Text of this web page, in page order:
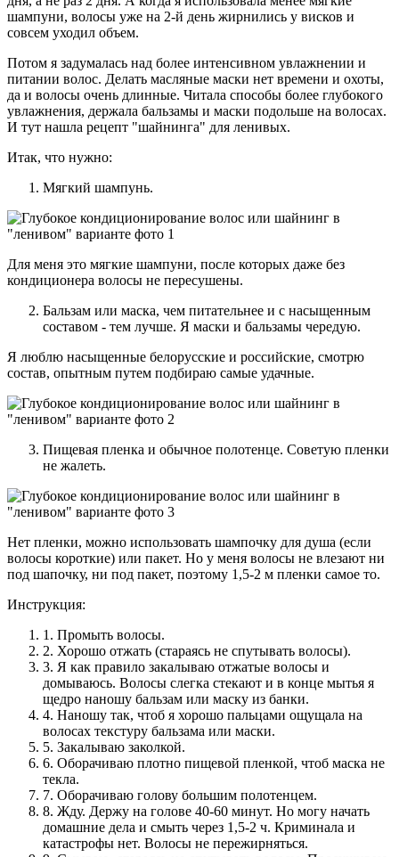
шампуни, волосы уже на 2-й день жирнились у висков и
совсем уходил объем.
Потом я задумалась над более интенсивном увлажнении и
питании волос. Делать масляные маски нет времени и охоты,
да и волосы очень длинные. Читала способы более глубокого
увлажнения, держала бальзамы и маски подольше на волосах.
И тут нашла рецепт "шайнинга" для ленивых.
Итак, что нужно:
Мягкий шампунь.
Для меня это мягкие шампуни, после которых даже без
кондиционера волосы не пересушены.
Бальзам или маска, чем питательнее и с насыщенным
составом - тем лучше. Я маски и бальзамы чередую.
Я люблю насыщенные белорусские и российские, смотрю
состав, опытным путем подбираю самые удачные.
Пищевая пленка и обычное полотенце. Советую пленки
не жалеть.
Нет пленки, можно использовать шампочку для душа (если
волосы короткие) или пакет. Но у меня волосы не влезают ни
под шапочку, ни под пакет, поэтому 1,5-2 м пленки самое то.
Инструкция:
1. Промыть волосы.
2. Хорошо отжать (стараясь не спутывать волосы).
3. Я как правило закалываю отжатые волосы и
домываюсь. Волосы слегка стекают и в конце мытья я
щедро наношу бальзам или маску из банки.
4. Наношу так, чтоб я хорошо пальцами ощущала на
волосах текстуру бальзама или маски.
5. Закалываю заколкой.
6. Оборачиваю плотно пищевой пленкой, чтоб маска не
текла.
7. Оборачиваю голову большим полотенцем.
8. Жду. Держу на голове 40-60 минут. Но могу начать
домашние дела и смыть через 1,5-2 ч. Криминала и
катастрофы нет. Волосы не пережирняться.